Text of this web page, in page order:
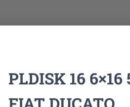
PLDISK 16 6×16